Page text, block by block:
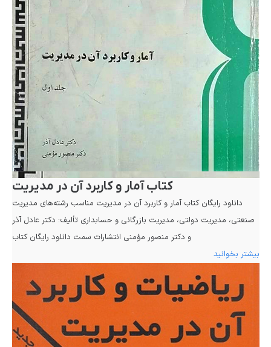
کتاب آمار و کاربرد آن در مدیریت
دانلود رایگان کتاب آمار و کاربرد آن در مدیریت مناسب رشته‌های مدیریت
صنعتی، مدیریت دولتی، مدیریت بازرگانی و حسابداری تألیف: دکتر عادل آذر
و دکتر منصور مؤمنی انتشارات سمت دانلود رایگان کتاب
بیشتر بخوانید